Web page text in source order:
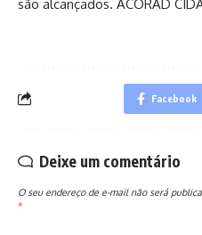
são alcançados. ACORAD
Facebook
Deixe um comentário
O seu endereço de e-mail não será
*